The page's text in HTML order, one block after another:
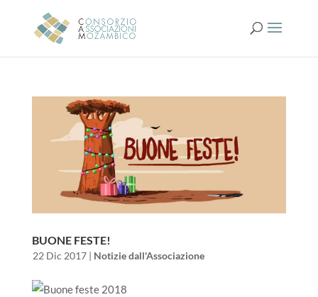
BUONE FESTE!
22 Dic 2017| Notizie dall'Associazione